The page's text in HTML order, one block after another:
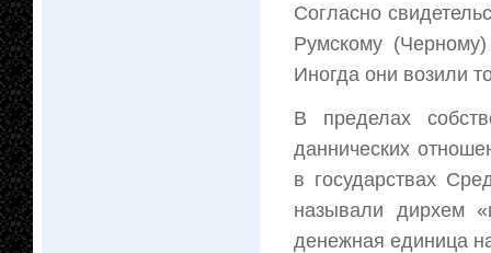
Согласно
Румскому
Иногда они возили
В пределах
даннических
в государствах
называли дирхем
денежная единица